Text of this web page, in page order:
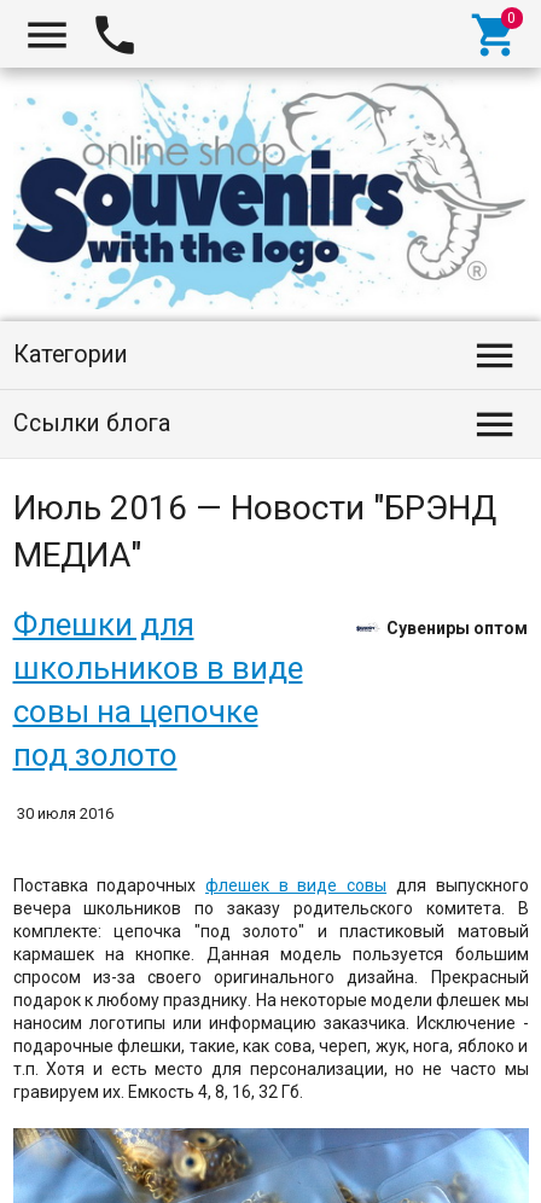
  
Категории 
Ссылки блога 
Июль 2016 — Новости "БРЭНД
МЕДИА"
Флешки для
школьников в виде
совы на цепочке
под золото
Сувениры оптом
30 июля 2016
Поставка подарочных флешек в виде совы для выпускного
вечера школьников по заказу родительского комитета. В
комплекте: цепочка "под золото" и пластиковый матовый
кармашек на кнопке. Данная модель пользуется большим
спросом из-за своего оригинального дизайна. Прекрасный
подарок к любому празднику. На некоторые модели флешек мы
наносим логотипы или информацию заказчика. Исключение -
подарочные флешки, такие, как сова, череп, жук, нога, яблоко и
т.п. Хотя и есть место для персонализации, но не часто мы
гравируем их. Емкость 4, 8, 16, 32 Гб.